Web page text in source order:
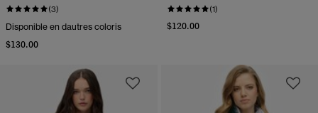
(3)
Disponible en dautres coloris
$130.00
(1)
$120.00